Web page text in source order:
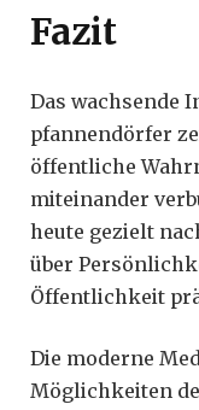
Fazit
Das wachsende
pfannendörfer
öffentliche
miteinander
heute gezielt
über
Öffentlichkeit
Die moderne
Möglichkeiten